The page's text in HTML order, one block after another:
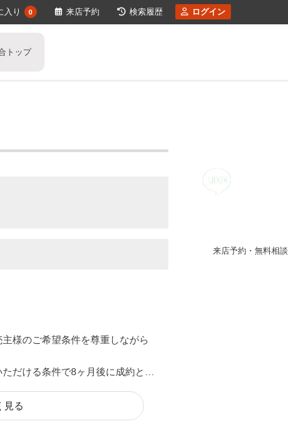
トップ
来店予約・無料相談
様のご希望条件を尊重しながら
だける条件で8ヶ月後に成約とな
見る
入り 0 来店予約 検索履歴 ログイン